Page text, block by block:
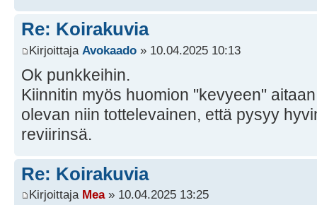
Re: Koirakuvia
Kirjoittaja Avokaado » 10.04.2025 10:13
Ok punkkeihin.
Kiinnitin myös huomion "kevyeen"
olevan niin tottelevainen, että pysyy
reviirinsä.
Re: Koirakuvia
Kirjoittaja Mea» 10.04.2025 13:25